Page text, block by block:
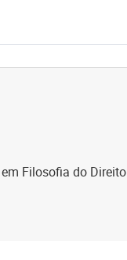
Filosofia do Direito